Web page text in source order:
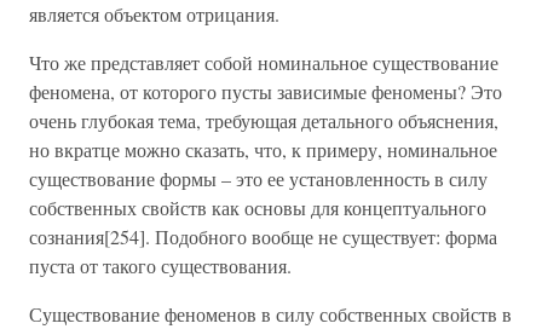
является объектом отрицания.
Что же представляет собой номинальное существование
феномена, от которого пусты зависимые феномены? Это
очень глубокая тема, требующая детального объяснения,
но вкратце можно сказать, что, к примеру, номинальное
существование формы – это ее установленность в силу
собственных свойств как основы для концептуального
сознания[254]. Подобного вообще не существует: форма
пуста от такого существования.
Существование феноменов в силу собственных свойств в